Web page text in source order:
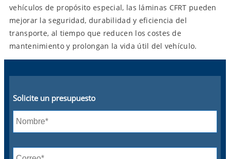
vehículos de propósito especial, las láminas CFRT pueden
mejorar la seguridad, durabilidad y eficiencia del
transporte, al tiempo que reducen los costes de
mantenimiento y prolongan la vida útil del vehículo.
Solicite un presupuesto